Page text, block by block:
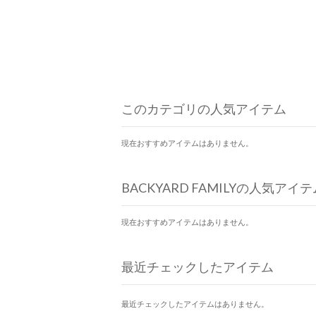
このカテゴリの人気アイテム
現在おすすめアイテムはありません。
BACKYARD FAMILYの人気アイテ
現在おすすめアイテムはありません。
最近チェックしたアイテム
最近チェックしたアイテムはありません。